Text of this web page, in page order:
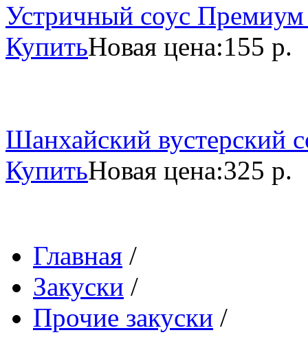
Устричный соус
КупитьНовая цена:155 р.
Шанхайский вустерский
КупитьНовая цена:325 р.
Главная /
Закуски /
Прочие закуски /